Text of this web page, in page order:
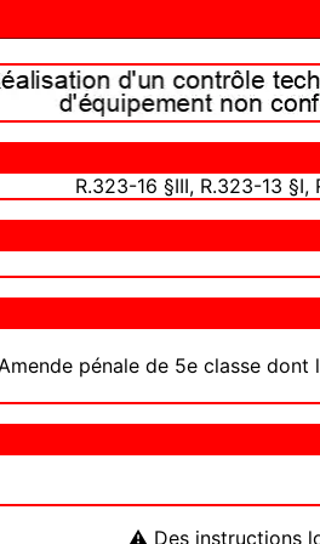
R.323-16 §III, R.323-13 §I,
Amende pénale de 5e classe
⚠ Des instructions